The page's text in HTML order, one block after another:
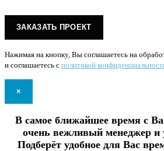
Нажимая на кнопку, Вы соглашаетесь на
и соглашаетесь с политикой
×
В самое ближайшее время с
очень вежливый менеджер и
Подберёт удобное для Вас